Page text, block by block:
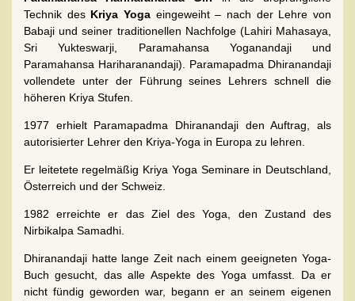
Technik des Kriya Yoga eingeweiht – nach der Lehre von
Babaji und seiner traditionellen Nachfolge (Lahiri Mahasaya,
Sri Yukteswarji, Paramahansa Yoganandaji und
Paramahansa Hariharanandaji). Paramapadma Dhiranandaji
vollendete unter der Führung seines Lehrers schnell die
höheren Kriya Stufen.
1977 erhielt Paramapadma Dhiranandaji den Auftrag, als
autorisierter Lehrer den Kriya-Yoga in Europa zu lehren.
Er leitetete regelmäßig Kriya Yoga Seminare in Deutschland,
Österreich und der Schweiz.
1982 erreichte er das Ziel des Yoga, den Zustand des
Nirbikalpa Samadhi.
Dhiranandaji hatte lange Zeit nach einem geeigneten Yoga-
Buch gesucht, das alle Aspekte des Yoga umfasst. Da er
nicht fündig geworden war, begann er an seinem eigenen